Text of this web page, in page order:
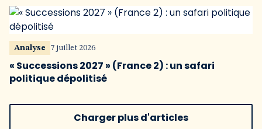
Analyse 7 juillet 2026
« Successions 2027 » (France 2) : un safari
politique dépolitisé
Charger plus d'articles